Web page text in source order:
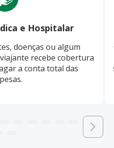
e Hospitalar
doenças ou algum
recebe cobertura
a conta total das